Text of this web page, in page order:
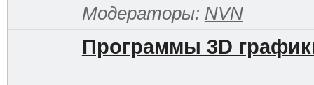
Модераторы: NVN
Программы 3D